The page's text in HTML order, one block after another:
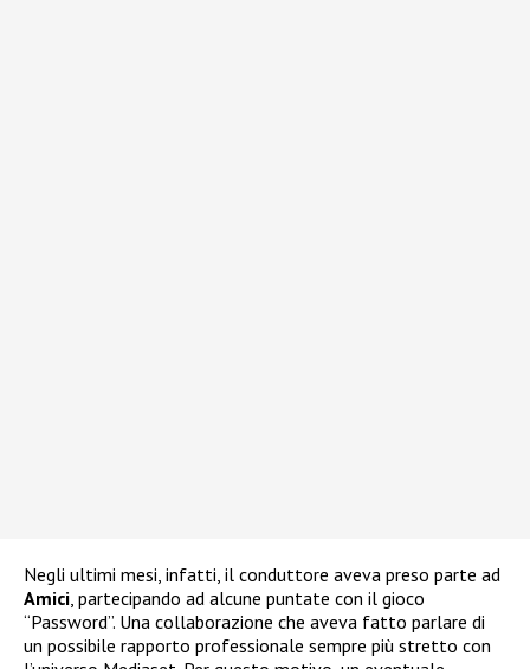
Negli ultimi mesi, infatti, il conduttore aveva preso parte ad
Amici, partecipando ad alcune puntate con il gioco
“Password”. Una collaborazione che aveva fatto parlare di
un possibile rapporto professionale sempre più stretto con